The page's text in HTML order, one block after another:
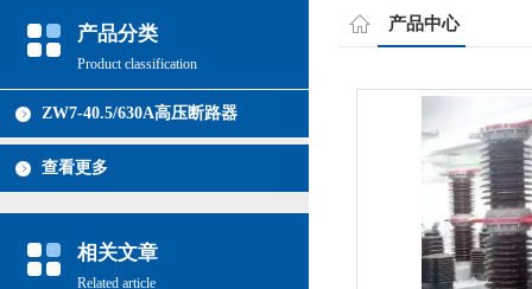
产品分类
Product classification
ZW7-40.5/630A高压断路器
查看更多
相关文章
Related article
产品中心